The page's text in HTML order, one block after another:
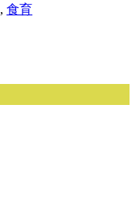
, 食育